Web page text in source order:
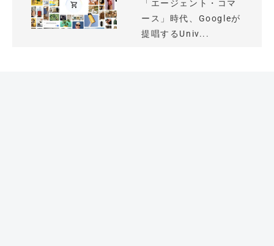
「エージェント・コマ
ース」時代、Googleが
提唱するUniv...